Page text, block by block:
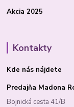
Akcia 2025
Kontakty
Kde nás nájdete
Predajňa Madona
Bojnická cesta 41/B